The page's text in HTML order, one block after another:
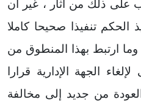
ما يترتب على ذلك من آثار ، غير أن
الحكم تنفيذا صحيحا كاملا
ارتبط بهذا المنطوق من
الجهة الإدارية قرارا
من جديد إلى مخالفة